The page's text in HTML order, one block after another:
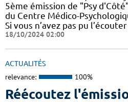
5ème émission de "Psy
du Centre Médico-
Si vous n’avez pas pu
18/10/2024 02:00
ACTUALITÉS
relevance: 100%
Réécoutez